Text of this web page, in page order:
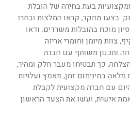
בעת בחירה של הובלת
בצעו מחקר, קראו המלצות ובחרו
מוכח בהובלות משרדים. ודאו
צוות מיומן וחומרי אריזה
ותכנון משותף עם חברת
כך תבטיחו מעבר חלק ומהיר,
מלאה במינימום זמן, מאמץ ועלויות
עם חברה מקצועית לקבלת
אישית, ועשו את הצעד הראשון